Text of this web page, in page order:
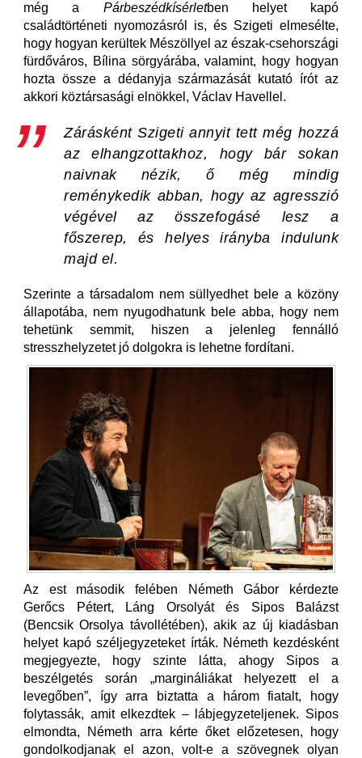
még a Párbeszédkísérletben helyet kapó
családtörténeti nyomozásról is, és Szigeti elmesélte,
hogy hogyan kerültek Mészöllyel az észak-csehországi
fürdőváros, Bílina sörgyárába, valamint, hogy hogyan
hozta össze a dédanyja származását kutató írót az
akkori köztársasági elnökkel, Václav Havellel.
Zárásként Szigeti annyit tett még hozzá
az elhangzottakhoz, hogy bár sokan
naivnak nézik, ő még mindig
reménykedik abban, hogy az agresszió
végével az összefogásé lesz a
főszerep, és helyes irányba indulunk
majd el.
Szerinte a társadalom nem süllyedhet bele a közöny
állapotába, nem nyugodhatunk bele abba, hogy nem
tehetünk semmit, hiszen a jelenleg fennálló
stresszhelyzetet jó dolgokra is lehetne fordítani.
Az est második felében Németh Gábor kérdezte
Gerőcs Pétert, Láng Orsolyát és Sipos Balázst
(Bencsik Orsolya távollétében), akik az új kiadásban
helyet kapó széljegyzeteket írták. Németh kezdésként
megjegyezte, hogy szinte látta, ahogy Sipos a
beszélgetés során „margináliákat helyezett el a
levegőben”, így arra biztatta a három fiatalt, hogy
folytassák, amit elkezdtek – lábjegyzeteljenek. Sipos
elmondta, Németh arra kérte őket előzetesen, hogy
gondolkodjanak el azon, volt-e a szövegnek olyan